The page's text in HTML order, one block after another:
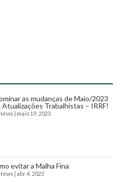
as mudanças de Maio/2023
Atualizações Trabalhistas – IRRF!
| maio 19, 2023
evitar a Malha Fina
| abr 4, 2023